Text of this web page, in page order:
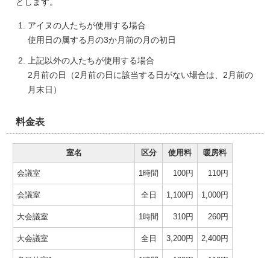
とします。
アイヌの人たちが使用する場合
使用日の属する月の3か月前の月の初日
上記以外の人たちが使用する場合
2月前の日（2月前の日に該当する日がない場合は、2月前の
月末日）
料金表
室名 区分 使用料 暖房料
会議室 1時間 100円 110円
会議室 全日 1,100円 1,000円
大会議室 1時間 310円 260円
大会議室 全日 3,200円 2,400円